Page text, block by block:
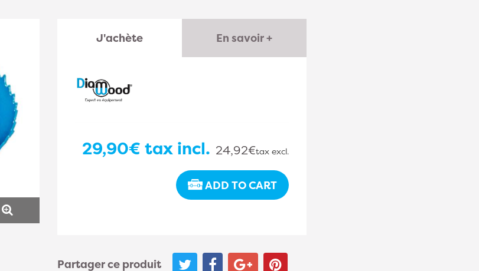
J'achète En savoir +
29,90€ tax incl. 24,92€tax excl.
ADD TO CART
Partager ce produit